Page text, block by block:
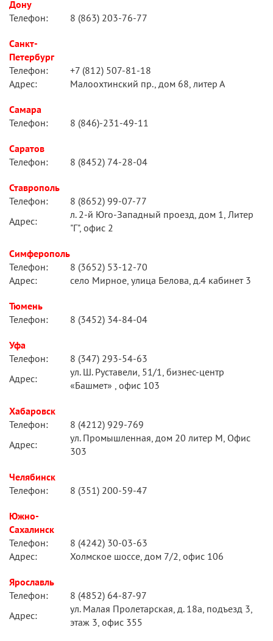
Дону
Телефон:
8 (863) 203-76-77
Санкт-
Петербург
Телефон:
+7 (812) 507-81-18
Адрес:
Малоохтинский пр., дом 68, литер А
Самара
Телефон:
8 (846)-231-49-11
Саратов
Телефон:
8 (8452) 74-28-04
Ставрополь
Телефон:
8 (8652) 99-07-77
Адрес:
л. 2-й Юго-Западный проезд, дом 1, Литер
"Г", офис 2
Симферополь
Телефон:
8 (3652) 53-12-70
Адрес:
село Мирное, улица Белова, д.4 кабинет 3
Тюмень
Телефон:
8 (3452) 34-84-04
Уфа
Телефон:
8 (347) 293-54-63
Адрес:
ул. Ш. Руставели, 51/1, бизнес-центр
«Башмет» , офис 103
Хабаровск
Телефон:
8 (4212) 929-769
Адрес:
ул. Промышленная, дом 20 литер М, Офис
303
Челябинск
Телефон:
8 (351) 200-59-47
Южно-
Сахалинск
Телефон:
8 (4242) 30-03-63
Адрес:
Холмское шоссе, дом 7/2, офис 106
Ярославль
Телефон:
8 (4852) 64-87-97
Адрес:
ул. Малая Пролетарская, д. 18а, подъезд 3,
этаж 3, офис 355